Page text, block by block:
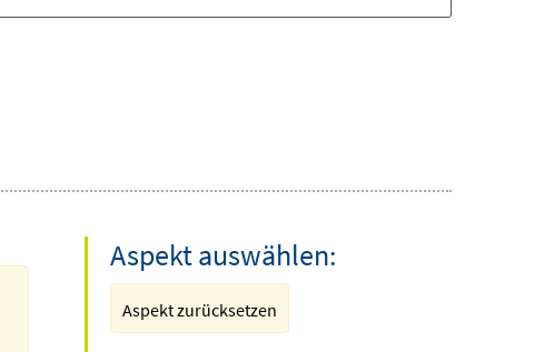
Aspekt auswählen:
Aspekt zurücksetzen